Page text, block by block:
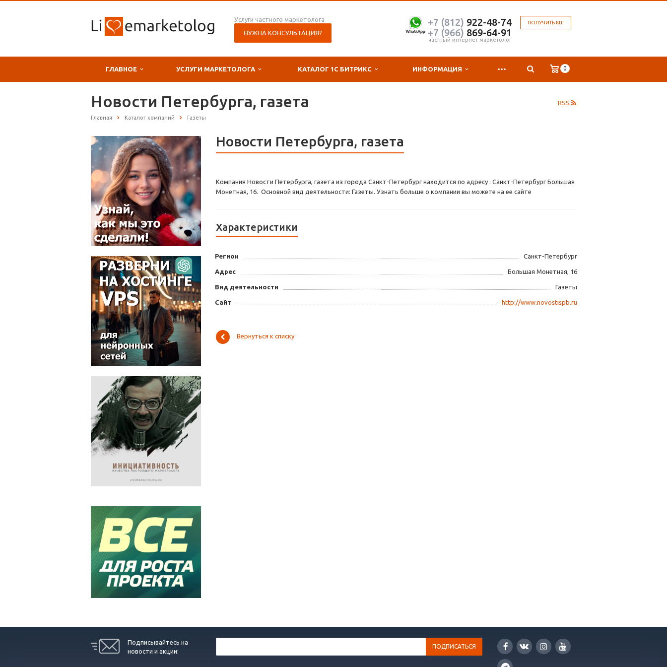
Услуги частного маркетолога
НУЖНА КОНСУЛЬТАЦИЯ?
ПОЛУЧИТЬ КП!
+7 (812) 922-48-74
+7 (966) 869-64-91
частный интернет-маркетолог
ГЛАВНОЕ УСЛУГИ МАРКЕТОЛОГА КАТАЛОГ 1С БИТРИКС ИНФОРМАЦИЯ ... 0
RSS
Новости Петербурга, газета
Главная Каталог компаний Газеты
Новости Петербурга, газета
Компания Новости Петербурга, газета из города Санкт-Петербург находится по адресу : Санкт-Петербург Большая
Монетная, 16. Основной вид деятельности: Газеты. Узнать больше о компании вы можете на ее сайте
Характеристики
Регион Санкт-Петербург
Адрес Большая Монетная, 16
Вид деятельности Газеты
Сайт http://www.novostispb.ru
Вернуться к списку
Подписывайтесь на
новости и акции: